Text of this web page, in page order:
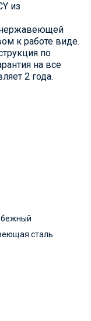
из
нержавеющей
к работе виде.
по
на все
2 года.
сталь